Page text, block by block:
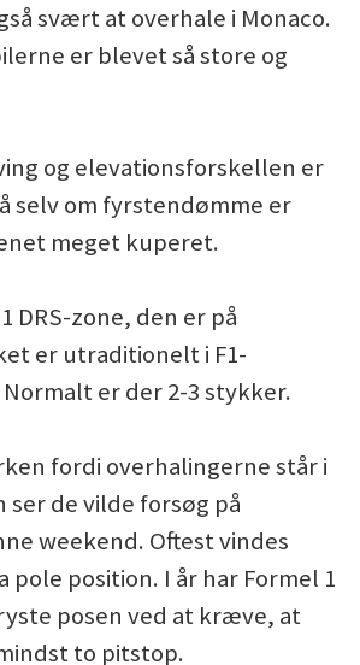
svært at overhale i Monaco.
er blevet så store og
og elevationsforskellen er
selv om fyrstendømme er
meget kuperet.
DRS-zone, den er på
er utraditionelt i F1-
er der 2-3 stykker.
fordi overhalingerne står i
ser de vilde forsøg på
weekend. Oftest vindes
position. I år har Formel 1
posen ved at kræve, at
to pitstop.